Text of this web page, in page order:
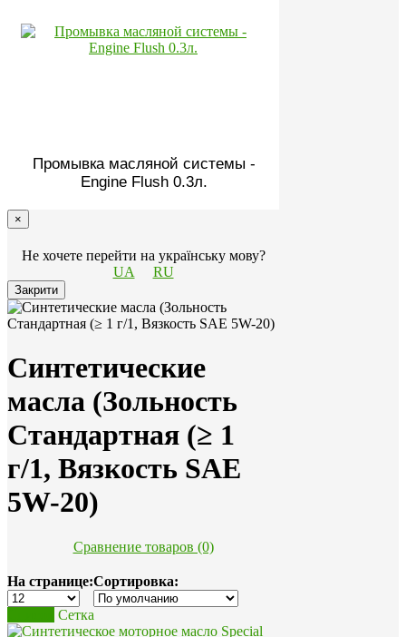
Промывка масляной системы -
Engine Flush 0.3л.
×
Не хочете перейти на українську мову?
UA
RU
Закрити
Синтетические
масла (Зольность
Стандартная (≥ 1
г/1, Вязкость SAE
5W-20)
Сравнение товаров (0)
На странице:Сортировка:
Сетка